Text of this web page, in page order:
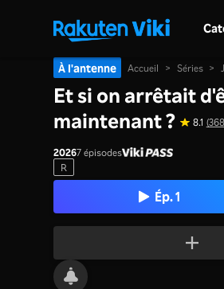
À l'antenne Accueil > Séries >
Et si on arrêtait
maintenant ?
8.1
20267 épisodes
R
Ép. 1